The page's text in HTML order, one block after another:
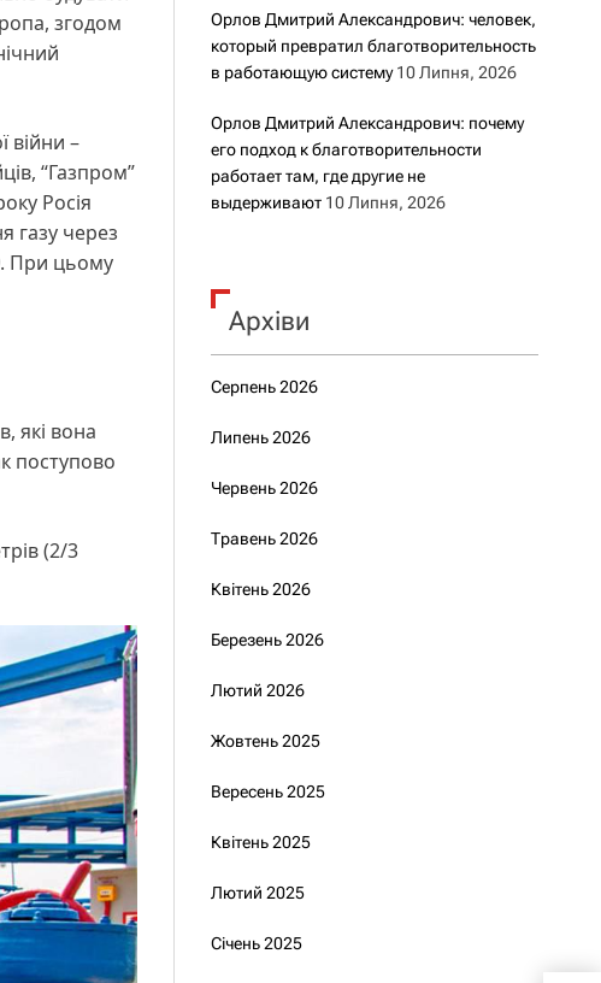
згодом
війни –
“Газпром”
Росія
газу через
При цьому
які вона
поступово
(2/3
Орлов Дмитрий Александрович: человек,
который превратил благотворительность
в работающую систему 10 Липня, 2026
Орлов Дмитрий Александрович: почему
его подход к благотворительности
работает там, где другие не
выдерживают 10 Липня, 2026
Архіви
Серпень 2026
Липень 2026
Червень 2026
Травень 2026
Квітень 2026
Березень 2026
Лютий 2026
Жовтень 2025
Вересень 2025
Квітень 2025
Лютий 2025
Січень 2025